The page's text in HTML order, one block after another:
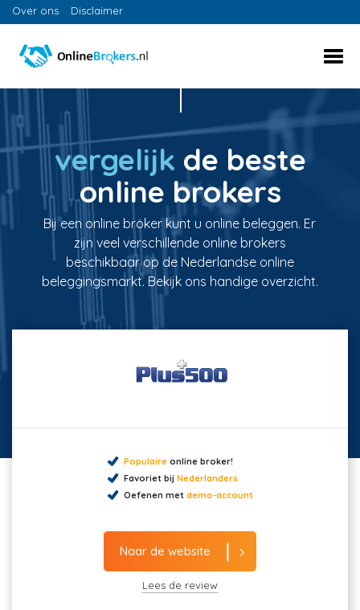
Over ons Disclaimer
vergelijk de beste
online brokers
Bij een online broker kunt u online beleggen. Er
zijn veel verschillende online brokers
beschikbaar op de Nederlandse online
beleggingsmarkt. Bekijk ons handige overzicht.
Populaireonline broker!
Favoriet bij Nederlanders
Oefenen met demo-account
Naar de website
Lees de review